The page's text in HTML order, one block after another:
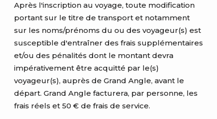
Après l'inscription au voyage, toute modification
portant sur le titre de transport et notamment
sur les noms/prénoms du ou des voyageur(s) est
susceptible d'entraîner des frais supplémentaires
et/ou des pénalités dont le montant devra
impérativement être acquitté par le(s)
voyageur(s), auprès de Grand Angle, avant le
départ. Grand Angle facturera, par personne, les
frais réels et 50 € de frais de service.